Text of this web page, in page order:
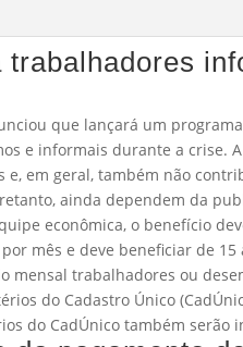
que lançará um
e informais durante a crise.
e, em geral, também não
ainda dependem da
econômica, o benefício
mês e deve beneficiar de 15
mensal trabalhadores ou
do Cadastro Único
do CadÚnico também serão